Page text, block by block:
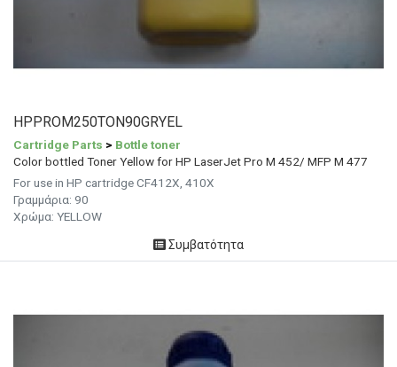
HPPROM250TON90GRYEL
Cartridge Parts > Bottle toner
Color bottled Toner Yellow for HP LaserJet Pro M 452/ MFP M 477
For use in HP cartridge CF412X, 410X
Γραμμάρια: 90
Χρώμα: YELLOW
Συμβατότητα